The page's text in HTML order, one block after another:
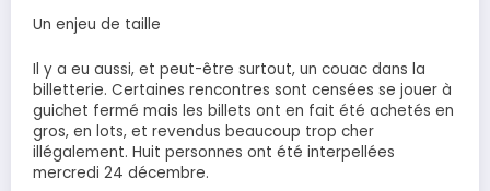
Un enjeu de taille
Il y a eu aussi, et peut-être surtout, un couac dans la
billetterie. Certaines rencontres sont censées se jouer à
guichet fermé mais les billets ont en fait été achetés en
gros, en lots, et revendus beaucoup trop cher
illégalement. Huit personnes ont été interpellées
mercredi 24 décembre.